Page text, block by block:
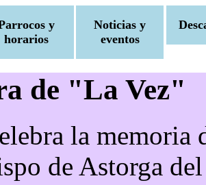
y
horarios
Noticias y
eventos
de "La Vez"
la memoria
de Astorga